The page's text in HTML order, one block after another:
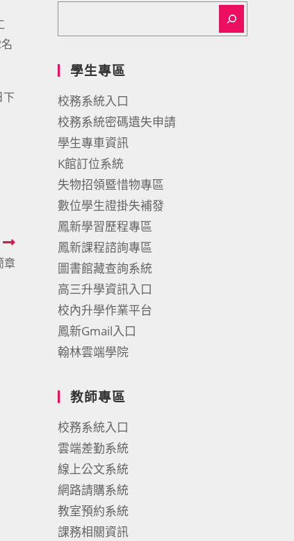
下
章
學生專區
校務系統入口
校務系統密碼遺失申請
學生專車資訊
K館訂位系統
失物招領暨惜物專區
數位學生證掛失補發
鳳新學習歷程專區
鳳新課程諮詢專區
圖書館藏查詢系統
高三升學資訊入口
校內升學作業平台
鳳新Gmail入口
翰林雲端學院
教師專區
校務系統入口
雲端差勤系統
線上公文系統
網路請購系統
教室預約系統
課務相關資訊